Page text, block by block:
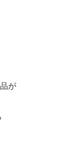
が